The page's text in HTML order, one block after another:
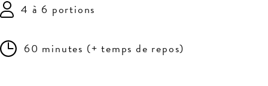
4 à 6 portions
60 minutes (+ temps de repos)